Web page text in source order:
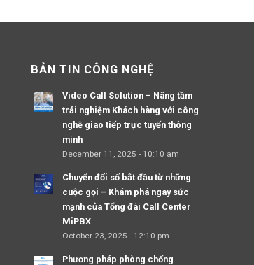
BẢN TIN CÔNG NGHỆ
Video Call Solution – Nâng tầm
trải nghiệm Khách hàng với công
nghệ giao tiếp trực tuyến thông
minh
December 11, 2025 - 10:10 am
Chuyển đổi số bắt đầu từ những
cuộc gọi – Khám phá ngay sức
mạnh của Tổng đài Call Center
MiPBX
October 23, 2025 - 12:10 pm
Phương pháp phòng chống